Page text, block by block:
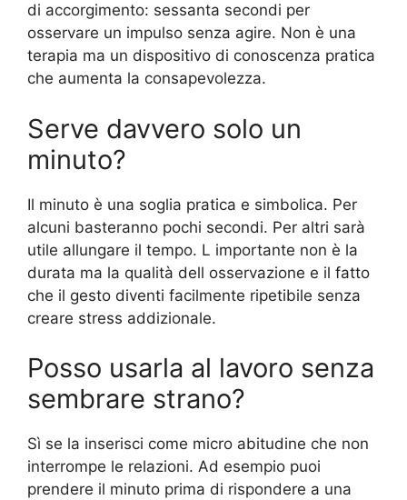
di accorgimento: sessanta secondi per
osservare un impulso senza agire. Non è una
terapia ma un dispositivo di conoscenza pratica
che aumenta la consapevolezza.
Serve davvero solo un
minuto?
Il minuto è una soglia pratica e simbolica. Per
alcuni basteranno pochi secondi. Per altri sarà
utile allungare il tempo. L importante non è la
durata ma la qualità dell osservazione e il fatto
che il gesto diventi facilmente ripetibile senza
creare stress addizionale.
Posso usarla al lavoro senza
sembrare strano?
Sì se la inserisci come micro abitudine che non
interrompe le relazioni. Ad esempio puoi
prendere il minuto prima di rispondere a una